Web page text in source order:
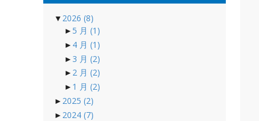
▼ 2026 (8)
► 5 月 (1)
► 4 月 (1)
► 3 月 (2)
► 2 月 (2)
► 1 月 (2)
► 2025 (2)
► 2024 (7)